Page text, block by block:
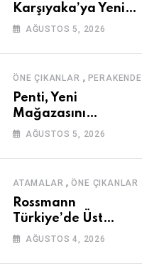
Karşıyaka’ya Yeni
Mağaza
AĞUSTOS 5, 2026
ÖNE ÇIKANLAR , PERAKENDE
Penti, Yeni
Mağazasını
Galataport’ta
AĞUSTOS 5, 2026
ATAMALAR ,ÖNE ÇIKANLAR
Rossmann
Türkiye’de Üst
Düzey Atama
AĞUSTOS 4, 2026